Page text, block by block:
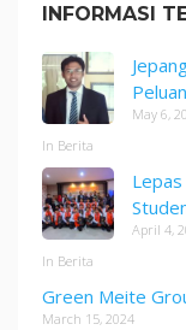
INFORMASI
May 6,
In Berita
April 4,
In Berita
Green Meite
March 15, 2024